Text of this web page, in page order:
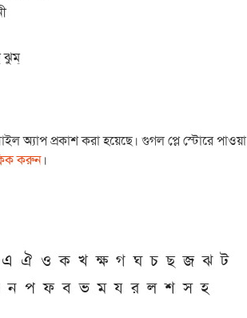
ঝুম্
অ্যাপ প্রকাশ করা হয়েছে। গুগল প্লে স্টোরে পাওয়া
করুন।
এ ঐ ও ক খ ক্ষ গ ঘ চ ছ জ ঝ ট
ন প ফ ব ভ ম য র ল শ স হ